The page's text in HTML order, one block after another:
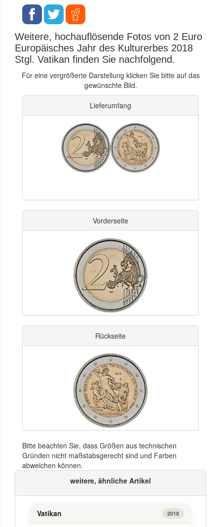
Weitere, hochauflösende Fotos von 2 Euro
Europäisches Jahr des Kulturerbes 2018
Stgl. Vatikan finden Sie nachfolgend.
Für eine vergrößerte Darstellung klicken Sie bitte auf das
gewünschte Bild.
Lieferumfang
Vorderseite
Rückseite
Bitte beachten Sie, dass Größen aus technischen
Gründen nicht maßstabsgerecht sind und Farben
abweichen können.
weitere, ähnliche Artikel
Vatikan 2018